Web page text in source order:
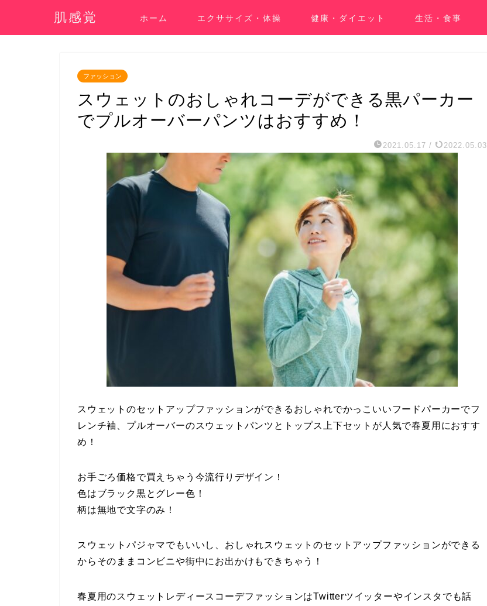
肌感覚 ホーム エクササイズ・体操 健康・ダイエット 生活・食事
ファッション
スウェットのおしゃれコーデができる黒パーカー
でプルオーバーパンツはおすすめ！
2021.05.17 / 2022.05.03
スウェットのセットアップファッションができるおしゃれでかっこいいフードパーカーでフ
レンチ袖、プルオーバーのスウェットパンツとトップス上下セットが人気で春夏用におすす
め！
お手ごろ価格で買えちゃう今流行りデザイン！
色はブラック黒とグレー色！
柄は無地で文字のみ！
スウェットパジャマでもいいし、おしゃれスウェットのセットアップファッションができる
からそのままコンビニや街中にお出かけもできちゃう！
春夏用のスウェットレディースコーデファッションはTwitterツイッターやインスタでも話